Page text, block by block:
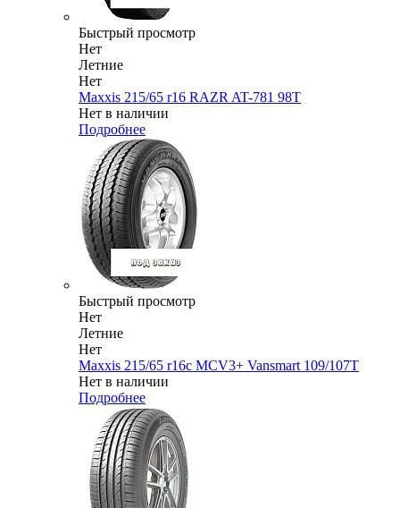
Быстрый просмотр
Нет
Летние
Нет
Maxxis 215/65 r16 RAZR AT-781 98T
Нет в наличии
Подробнее
Быстрый просмотр
Нет
Летние
Нет
Maxxis 215/65 r16c MCV3+ Vansmart 109/107T
Нет в наличии
Подробнее